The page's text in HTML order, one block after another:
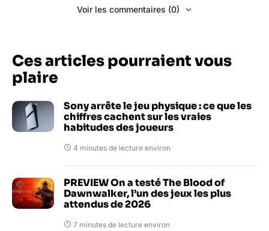
Voir les commentaires (0)
Ces articles pourraient vous
plaire
Sony arrête le jeu physique : ce que les
chiffres cachent sur les vraies
habitudes des joueurs
4 minutes de lecture environ
PREVIEW On a testé The Blood of
Dawnwalker, l’un des jeux les plus
attendus de 2026
7 minutes de lecture environ